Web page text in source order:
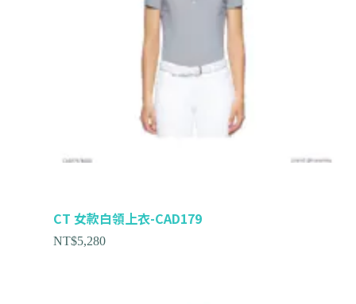
CT 女款白領上衣-CAD179
NT$5,280